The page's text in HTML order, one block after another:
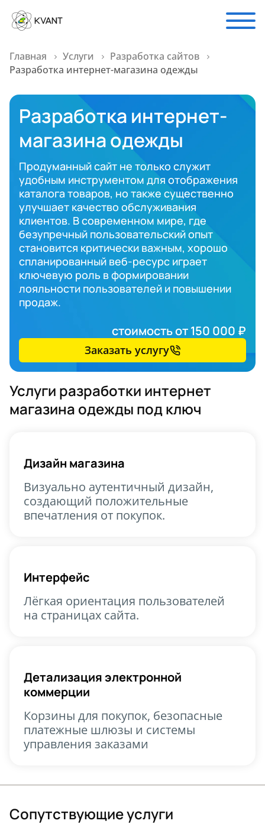
Главная Услуги
Разработка сайтов
Разработка интернет-магазина одежды
Разработка интернет-
магазина одежды
Продуманный сайт не только служит
удобным инструментом для отображения
каталога товаров, но также существенно
улучшает качество обслуживания
клиентов. В современном мире, где
безупречный пользовательский опыт
становится критически важным, хорошо
спланированный веб-ресурс играет
ключевую роль в формировании
лояльности пользователей и повышении
продаж.
Заказать услугу
стоимость от 150 000 ₽
Услуги разработки интернет
магазина одежды под ключ
Дизайн магазина
Визуально аутентичный дизайн,
создающий положительные
впечатления от покупок.
Интерфейс
Лёгкая ориентация пользователей
на страницах сайта.
Детализация электронной
коммерции
Корзины для покупок, безопасные
платежные шлюзы и системы
управления заказами
Сопутствующие услуги